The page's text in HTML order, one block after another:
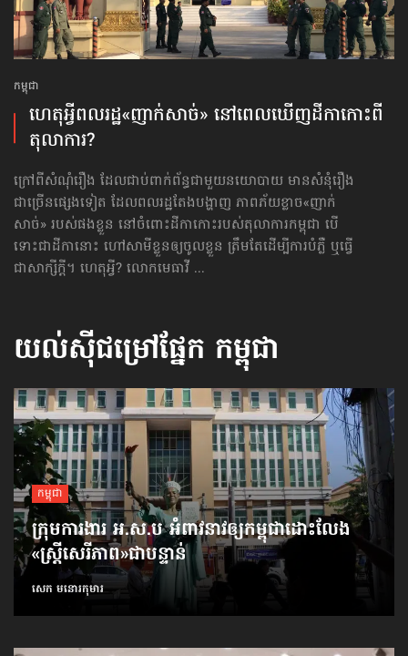
កម្ពុជា
ហេតុអ្វីពលរដ្ឋ«ញាក់សាច់» នៅពេលឃើញដីកាកោះពី
តុលាការ?
ក្រៅពីសំណុំរឿង ដែលជាប់ពាក់ព័ន្ធជាមួយនយោបាយ មានសំនុំរឿង
ជាច្រើនផ្សេងទៀត ដែលពលរដ្ឋតែងបង្ហាញ ភាពភ័យខ្លាច«ញាក់
សាច់» របស់ផងខ្លួន នៅចំពោះដីកាកោះរបស់តុលាការកម្ពុជា បើ
ទោះជាដីកានោះ ហៅសាមីខ្លួនឲ្យចូលខ្លួន ត្រឹមតែដើម្បីការបំភ្លឺ ឬធ្វើ
ជាសាក្សីក្ដី។ ហេតុអ្វី? លោកមេធាវី ...
យល់ស៊ីជម្រៅផ្នែក កម្ពុជា
កម្ពុជា
ក្រុមការងារ អ.ស.ប អំពាវនាវ​ឲ្យកម្ពុជា​ដោះលែង​
«ស្ត្រីសេរីភាព»​ជាបន្ទាន់
សេក មនោរកុមារ